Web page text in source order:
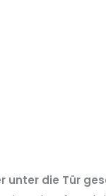
unter die Tür